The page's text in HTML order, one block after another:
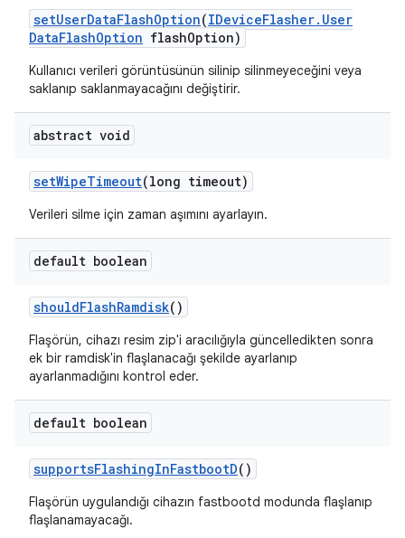
setUserDataFlashOption(IDeviceFlasher. User
DataFlashOption flashOption)
Kullanıcı verileri görüntüsünün silinip silinmeyeceğini veya
saklanıp saklanmayacağını değiştirir.
abstract void
setWipeTimeout(long timeout)
Verileri silme için zaman aşımını ayarlayın.
default boolean
shouldFlashRamdisk()
Flaşörün, cihazı resim zip'i aracılığıyla güncelledikten sonra
ek bir ramdisk'in flaşlanacağı şekilde ayarlanıp
ayarlanmadığını kontrol eder.
default boolean
supportsFlashingInFastbootD()
Flaşörün uygulandığı cihazın fastbootd modunda flaşlanıp
flaşlanamayacağı.